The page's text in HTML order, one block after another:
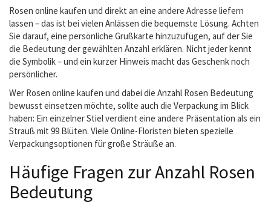
Rosen online kaufen und direkt an eine andere Adresse liefern
lassen – das ist bei vielen Anlässen die bequemste Lösung. Achten
Sie darauf, eine persönliche Grußkarte hinzuzufügen, auf der Sie
die Bedeutung der gewählten Anzahl erklären. Nicht jeder kennt
die Symbolik – und ein kurzer Hinweis macht das Geschenk noch
persönlicher.
Wer Rosen online kaufen und dabei die Anzahl Rosen Bedeutung
bewusst einsetzen möchte, sollte auch die Verpackung im Blick
haben: Ein einzelner Stiel verdient eine andere Präsentation als ein
Strauß mit 99 Blüten. Viele Online-Floristen bieten spezielle
Verpackungsoptionen für große Sträuße an.
Häufige Fragen zur Anzahl Rosen
Bedeutung